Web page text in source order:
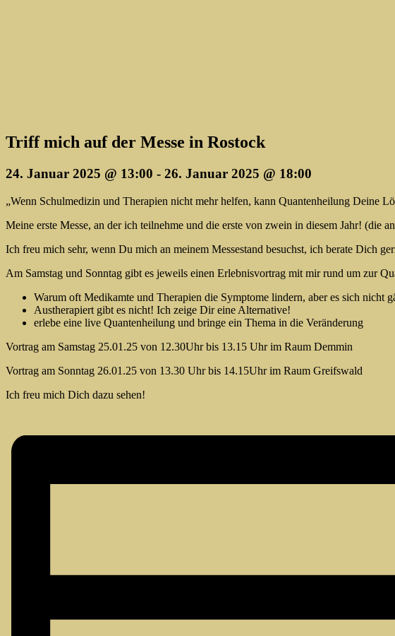
Triff mich auf der Messe in Rostock
24. Januar 2025 @ 13:00 - 26. Januar 2025 @ 18:00
„Wenn Schulmedizin und Therapien nicht mehr helfen, kann Quantenheilung Deine
Meine erste Messe, an der ich teilnehme und die erste von zwein in diesem Jahr! (die
Ich freu mich sehr, wenn Du mich an meinem Messestand besuchst, ich berate Dich
Am Samstag und Sonntag gibt es jeweils einen Erlebnisvortrag mit mir rund um zur
Warum oft Medikamte und Therapien die Symptome lindern, aber es sich nicht
Austherapiert gibt es nicht! Ich zeige Dir eine Alternative!
erlebe eine live Quantenheilung und bringe ein Thema in die Veränderung
Vortrag am Samstag 25.01.25 von 12.30Uhr bis 13.15 Uhr im Raum Demmin
Vortrag am Sonntag 26.01.25 von 13.30 Uhr bis 14.15Uhr im Raum Greifswald
Ich freu mich Dich dazu sehen!